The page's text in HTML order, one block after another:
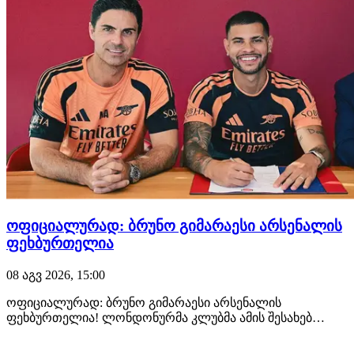
ოფიციალურად: ბრუნო გიმარაესი არსენალის
ფეხბურთელია
08 აგვ 2026, 15:00
ოფიციალურად: ბრუნო გიმარაესი არსენალის
ფეხბურთელია! ლონდონურმა კლუბმა ამის შესახებ